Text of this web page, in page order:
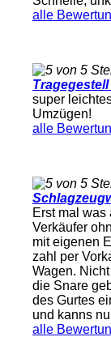
alle
super
Umzügen!
alle
Erst mal
Verkäufer
mit eigenen
zahl per
Wagen.
die Snare
des Gurtes
und kanns
alle